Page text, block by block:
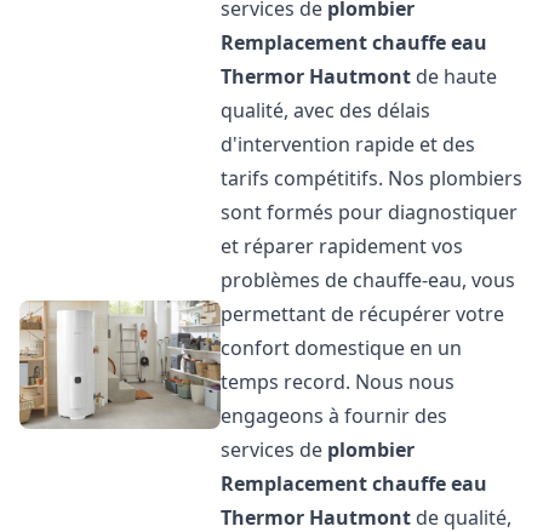
services de plombier
Remplacement chauffe eau
Thermor Hautmont de haute
qualité, avec des délais
d'intervention rapide et des
tarifs compétitifs. Nos plombiers
sont formés pour diagnostiquer
et réparer rapidement vos
problèmes de chauffe-eau, vous
permettant de récupérer votre
confort domestique en un
temps record. Nous nous
engageons à fournir des
services de plombier
Remplacement chauffe eau
Thermor Hautmont de qualité,